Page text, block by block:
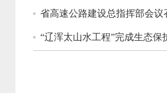
省高速公路建设总指挥部会议
“辽浑太山水工程”完成生态保